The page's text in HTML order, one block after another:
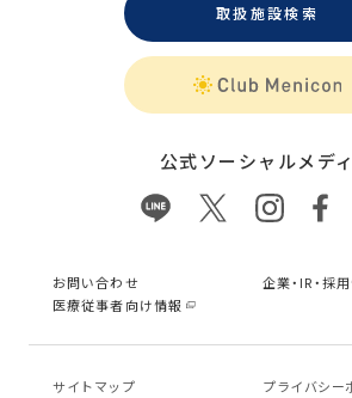
取扱施設検索
公式ソーシャルメデ
お問い合わせ
企業・IR・採
医療従事者向け情報
サイトマップ
プライバシー